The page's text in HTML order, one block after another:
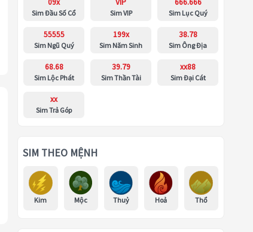
09x
Sim Đầu Số Cổ
VIP
Sim VIP
666.666
Sim Lục Quý
55555
Sim Ngũ Quý
199x
Sim Năm Sinh
38.78
Sim Ông Địa
68.68
Sim Lộc Phát
39.79
Sim Thần Tài
xx88
Sim Đại Cát
xx
Sim Trả Góp
SIM THEO MỆNH
Kim Mộc Thuỷ Hoả Thổ